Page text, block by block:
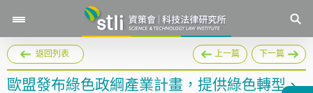
返回列表 上一篇 下一篇
歐盟發布綠色政綱產業計畫，提供綠色轉型、